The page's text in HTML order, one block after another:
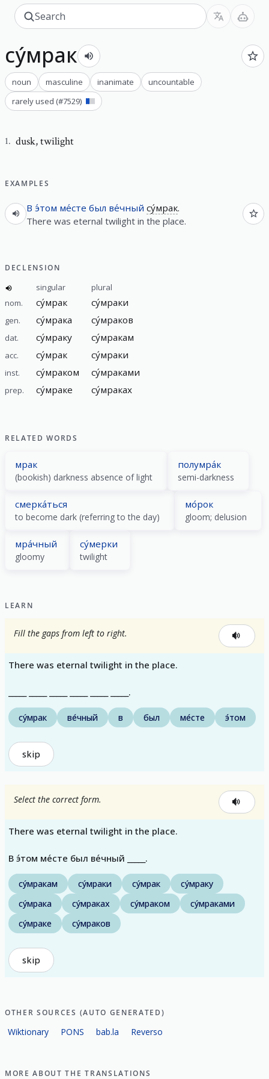
су́мрак
noun masculine inanimate
uncountable
rarely used (#7529)
1. dusk,twilight
EXAMPLES
В э́том ме́сте был ве́чный су́мрак.
There was eternal twilight in the place.
DECLENSION
singular
plural
nom.
су́мрак су́мраки
gen. су́мрака су́мраков
dat. су́мраку су́мракам
acc. су́мрак су́мраки
inst. су́мраком су́мраками
prep. су́мраке су́мраках
RELATED WORDS
мрак
(bookish) darkness absence of light
полумра́к
semi-darkness
смерка́ться
to become dark (referring to the day)
мо́рок
gloom; delusion
мра́чный
gloomy
су́мерки
twilight
LEARN
Fill the gaps from left to right.
There was eternal twilight in the place.
_____ _____ _____ _____ _____ _____.
су́мрак ве́чный в был ме́сте э́том
skip
Select the correct form.
There was eternal twilight in the place.
В э́том ме́сте был ве́чный _____.
су́мракам су́мраки су́мрак
су́мраку
су́мрака
су́мраках су́мраком
су́мраками
су́мраке
су́мраков
skip
OTHER SOURCES (AUTO GENERATED)
Wiktionary PONS bab.la Reverso
MORE ABOUT THE TRANSLATIONS